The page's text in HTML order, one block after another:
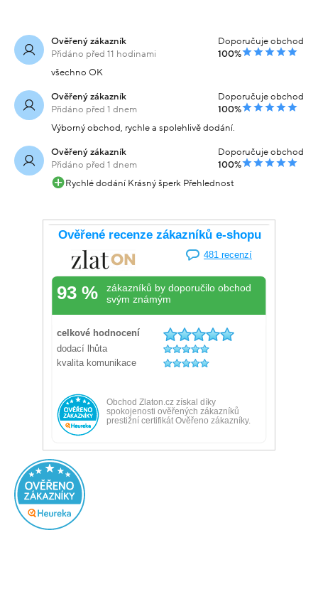
Ověřený zákazník
Přidáno před 11 hodinami
Doporučuje obchod
100%
všechno OK
Ověřený zákazník
Přidáno před 1 dnem
Doporučuje obchod
100%
Výborný obchod, rychle a spolehlivě dodání.
Ověřený zákazník
Přidáno před 1 dnem
Doporučuje obchod
100%
Rychlé dodání Krásný šperk Přehlednost